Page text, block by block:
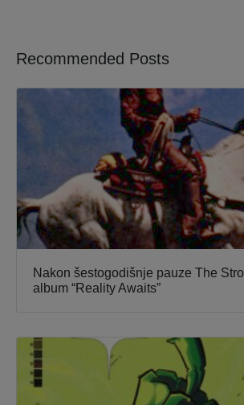
Recommended Posts
Nakon šestogodišnje pauze The
album “Reality Awaits”